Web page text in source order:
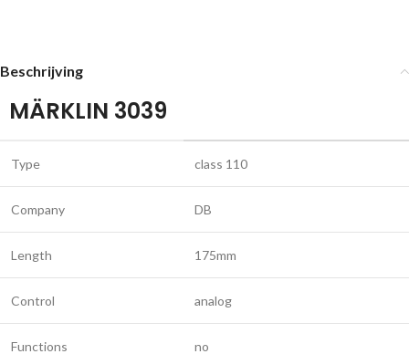
Beschrijving
MÄRKLIN 3039
Type class 110
Company DB
Length 175mm
Control analog
Functions no